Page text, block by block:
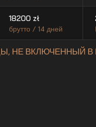
18200 zł
брутто / 14 дней
НЕ ВКЛЮЧЕННЫЙ В